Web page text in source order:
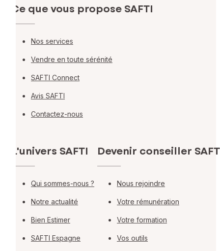
Ce que vous propose SAFTI
Nos services
Vendre en toute sérénité
SAFTI Connect
Avis SAFTI
Contactez-nous
L'univers SAFTI
Qui sommes-nous ?
Notre actualité
Bien Estimer
SAFTI Espagne
Devenir conseiller
Nous rejoindre
Votre rémunération
Votre formation
Vos outils